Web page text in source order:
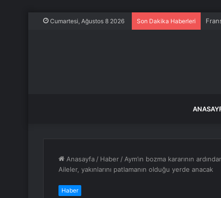
Cumartesi, Ağustos 8 2026 Son Dakika Haberleri
Anasayfa / Haber / Aym’ın bozma kararının
Aileler, yakınlarını patlamanın olduğu yerde anacak
Haber